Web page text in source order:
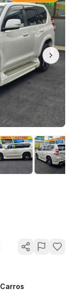
Carros